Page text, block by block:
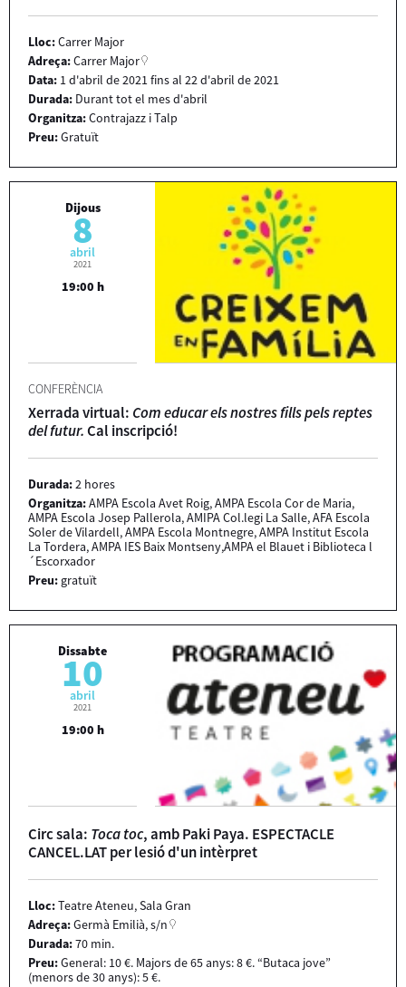
Lloc:Carrer Major
Adreça:Carrer Major
Data: 1d'abril de2021fins al 22d'abril de2021
Durada: Durant tot el mes d'abril
Organitza:Contrajazz i Talp
Preu:Gratuït
Dijous
8
abril
2021
19:00 h
CONFERÈNCIA
Xerrada virtual: Com educar els nostres fills pels reptes
del futur.Cal inscripció!
Durada:2 hores
Organitza:AMPA Escola Avet Roig, AMPA Escola Cor de Maria,
AMPA Escola Josep Pallerola, AMIPA Col.legi La Salle, AFA Escola
Soler de Vilardell, AMPA Escola Montnegre, AMPA Institut Escola
La Tordera, AMPA IES Baix Montseny,AMPA el Blauet i Biblioteca l
´Escorxador
Preu: gratuït
Dissabte
10
abril
2021
19:00 h
Circ sala: Toca toc, amb Paki Paya. ESPECTACLE
CANCEL.LAT per lesió d'un intèrpret
Lloc:Teatre Ateneu, Sala Gran
Adreça:Germà Emilià, s/n
Durada:70 min.
Preu:General: 10 €. Majors de 65 anys: 8 €. “Butaca jove”
(menors de 30 anys): 5 €.